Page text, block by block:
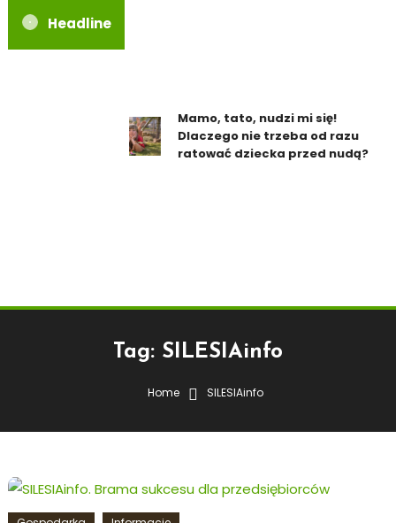
Headline
Mamo, tato, nudzi mi się!
Dlaczego nie trzeba od razu
ratować dziecka przed nudą?
Tag: SILESIAinfo
Home SILESIAinfo